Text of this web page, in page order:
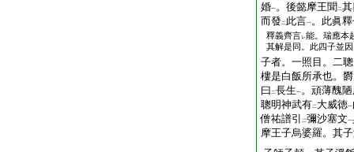
婚一。後懿摩王聞 二
而發 二 此言一。此眞
釋義齊言レ能。瑞應本
其解是同。此四子並因
子者。一照目。二
樓是白飯所承也。
曰 二長生一。頑薄醜
聰明神武有二 大威徳一
僧祐譜引
二彌沙塞文一
摩王子烏婆羅。其